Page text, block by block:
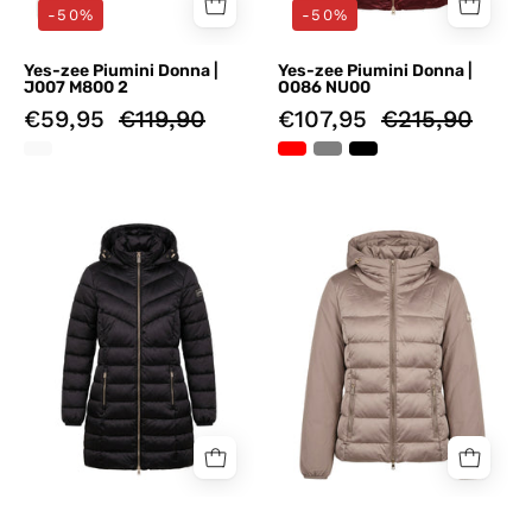
-50%
Yes-zee Piumini Donna |
J007 M800 2
€59,95 €119,90
-50%
Yes-zee Piumini Donna |
O086 NU00
€107,95 €215,90
Nero
Yes-
zee
Beige
Yes-
zee